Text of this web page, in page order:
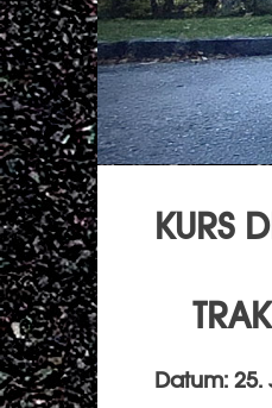
KURS
Datum: 25.